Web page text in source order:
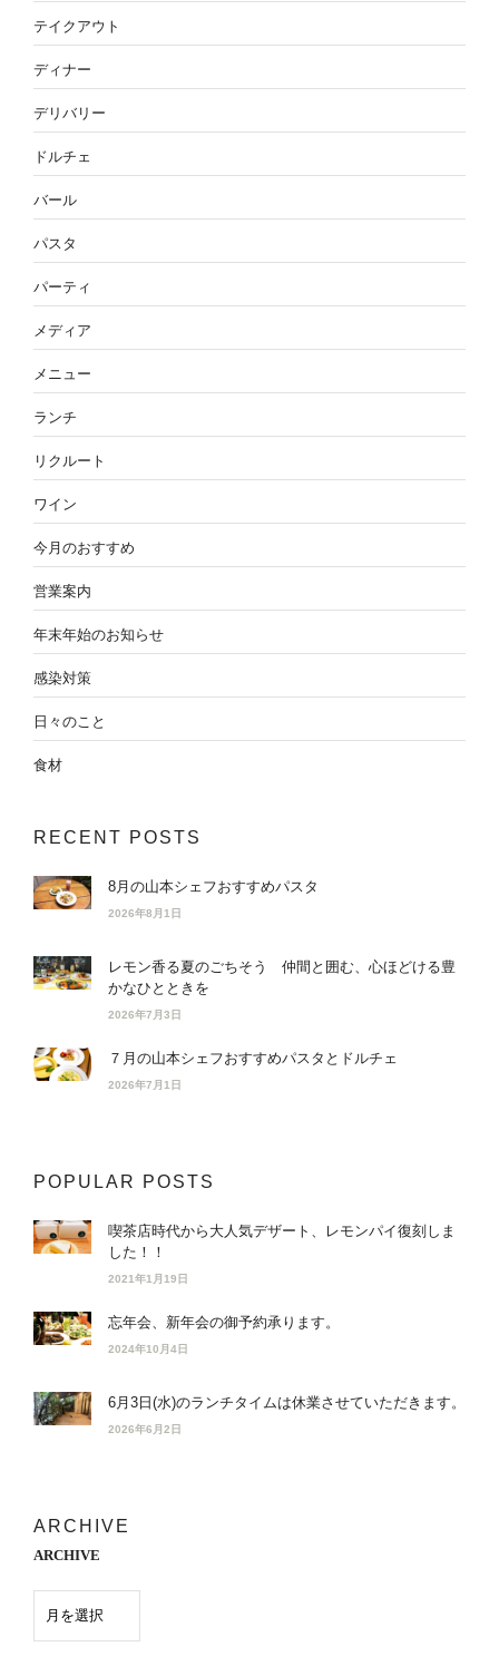
テイクアウト
ディナー
デリバリー
ドルチェ
バール
パスタ
パーティ
メディア
メニュー
ランチ
リクルート
ワイン
今月のおすすめ
営業案内
年末年始のお知らせ
感染対策
日々のこと
食材
RECENT POSTS
8月の山本シェフおすすめパスタ
2026年8月1日
レモン香る夏のごちそう 仲間と囲む、心ほどける豊
かなひとときを
2026年7月3日
７月の山本シェフおすすめパスタとドルチェ
2026年7月1日
POPULAR POSTS
喫茶店時代から大人気デザート、レモンパイ復刻しま
した！！
2021年1月19日
忘年会、新年会の御予約承ります。
2024年10月4日
6月3日(水)のランチタイムは休業させていただきます。
2026年6月2日
ARCHIVE
ARCHIVE